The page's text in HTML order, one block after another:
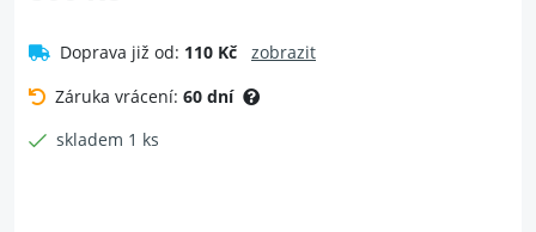
Doprava již od: 110 Kč
zobrazit
Záruka vrácení: 60 dní
skladem 1 ks